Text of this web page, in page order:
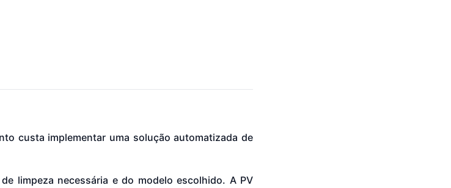
custa implementar uma solução automatizada de
limpeza necessária e do modelo escolhido. A PV